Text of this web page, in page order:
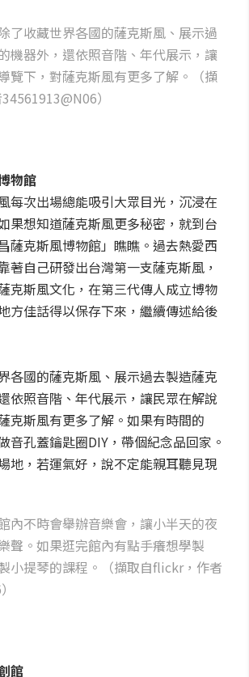
了收藏世界各國的薩克斯風、展示過
機器外，還依照音階、年代展示，讓
覽下，對薩克斯風有更多了解。（擷
）
物館
每次出場總能吸引大眾目光，沉浸在
果想知道薩克斯風更多秘密，就到台
薩克斯風博物館」瞧瞧。過去熱愛西
著自己研發出台灣第一支薩克斯風，
克斯風文化，在第三代傳人成立博物
方佳話得以保存下來，繼續傳述給後
各國的薩克斯風、展示過去製造薩克
依照音階、年代展示，讓民眾在解說
克斯風有更多了解。如果有時間的
音孔蓋鑰匙圈DIY，帶個紀念品回家。
地，若運氣好，說不定能親耳聽見現
內不時會舉辦音樂會，讓小半天的夜
聲。如果逛完館內有點手癢想學製
小提琴的課程。（擷取自flickr，作者
館